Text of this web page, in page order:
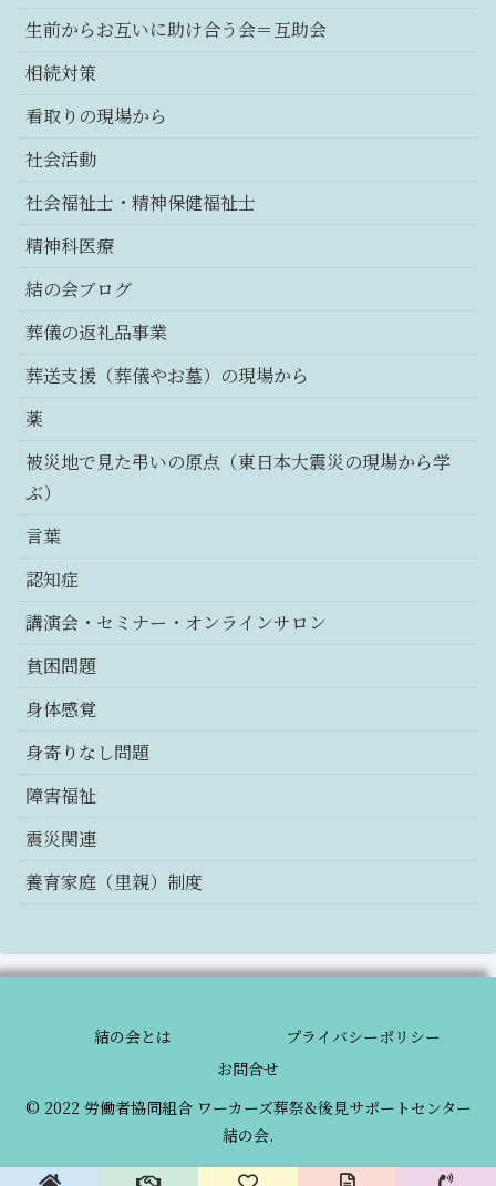
生前からお互いに助け合う会＝互助会
相続対策
看取りの現場から
社会活動
社会福祉士・精神保健福祉士
精神科医療
結の会ブログ
葬儀の返礼品事業
葬送支援（葬儀やお墓）の現場から
薬
被災地で見た弔いの原点（東日本大震災の現場から学
ぶ）
言葉
認知症
講演会・セミナー・オンラインサロン
貧困問題
身体感覚
身寄りなし問題
障害福祉
震災関連
養育家庭（里親）制度
結の会とは
プライバシーポリシー
お問合せ
© 2022 労働者協同組合 ワーカーズ葬祭&後見サポートセンター
結の会.